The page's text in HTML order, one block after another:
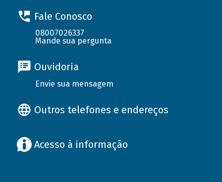
Fale Conosco
08007026337
Mande sua pergunta
Ouvidoria
Envie sua mensagem
Outros telefones e endereços
Acesso à informação